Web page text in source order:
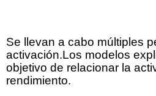
Se llevan a cabo múltiples
activación.Los modelos
objetivo de relacionar la
rendimiento.